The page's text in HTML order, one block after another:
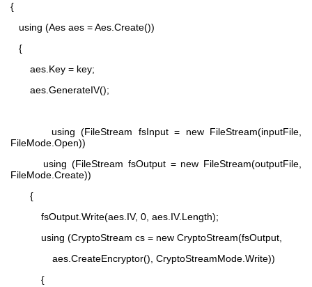
{
using (Aes aes = Aes.Create())
{
aes.Key = key;
aes.GenerateIV();
using (FileStream fsInput = new FileStream(inputFile,
FileMode.Open))
using (FileStream fsOutput = new FileStream(outputFile,
FileMode.Create))
{
fsOutput.Write(aes.IV, 0, aes.IV.Length);
using (CryptoStream cs = new CryptoStream(fsOutput,
aes.CreateEncryptor(), CryptoStreamMode.Write))
{